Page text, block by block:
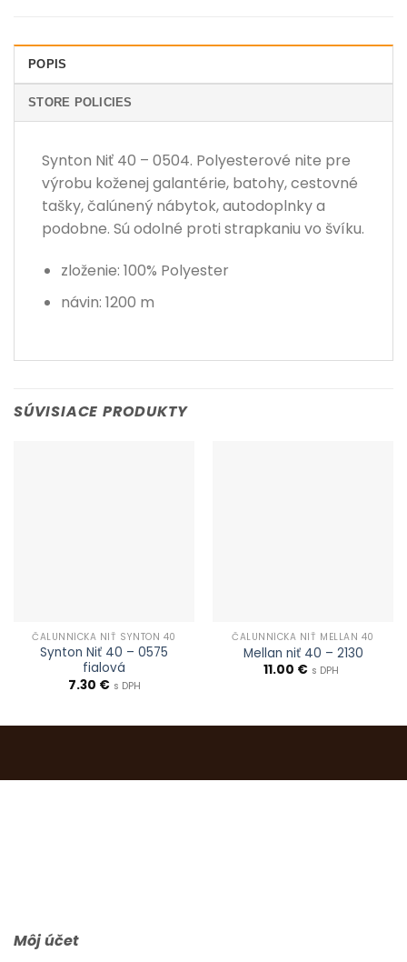
POPIS
STORE POLICIES
Synton Niť 40 – 0504. Polyesterové nite pre
výrobu koženej galantérie, batohy, cestovné
tašky, čalúnený nábytok, autodoplnky a
podobne. Sú odolné proti strapkaniu vo švíku.
zloženie: 100% Polyester
návin: 1200 m
SÚVISIACE PRODUKTY
ČALUNNÍCKA NIŤ SYNTON 40
Synton Niť 40 – 0575
fialová
7.30 € s DPH
ČALUNNÍCKA NIŤ MELLAN 40
Mellan niť 40 – 2130
11.00 € s DPH
Môj účet